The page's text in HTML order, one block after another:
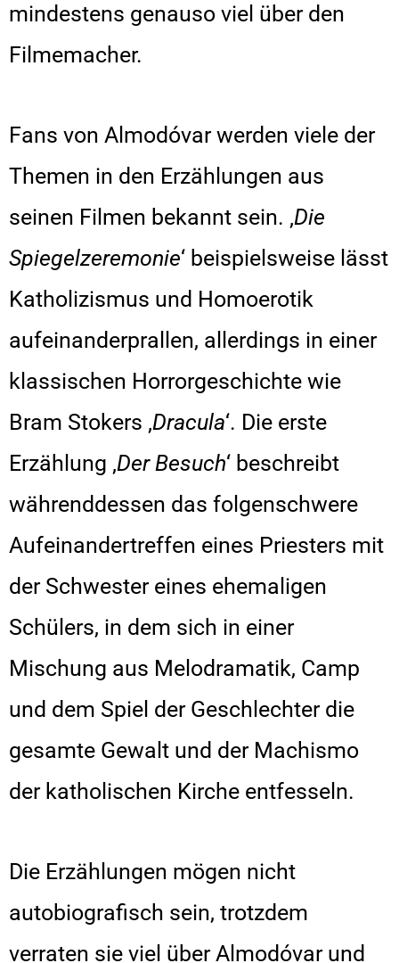
mindestens genauso viel über den
Filmemacher.
Fans von Almodóvar werden viele der
Themen in den Erzählungen aus
seinen Filmen bekannt sein. ‚Die
Spiegelzeremonie‘ beispielsweise lässt
Katholizismus und Homoerotik
aufeinanderprallen, allerdings in einer
klassischen Horrorgeschichte wie
Bram Stokers ‚Dracula‘. Die erste
Erzählung ‚Der Besuch‘ beschreibt
währenddessen das folgenschwere
Aufeinandertreffen eines Priesters mit
der Schwester eines ehemaligen
Schülers, in dem sich in einer
Mischung aus Melodramatik, Camp
und dem Spiel der Geschlechter die
gesamte Gewalt und der Machismo
der katholischen Kirche entfesseln.
Die Erzählungen mögen nicht
autobiografisch sein, trotzdem
verraten sie viel über Almodóvar und